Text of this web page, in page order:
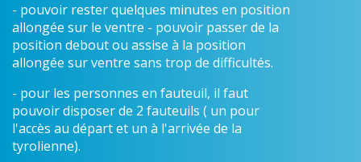
- pouvoir rester quelques minutes en position
allongée sur le ventre - pouvoir passer de la
position debout ou assise à la position
allongée sur ventre sans trop de difficultés.
- pour les personnes en fauteuil, il faut
pouvoir disposer de 2 fauteuils ( un pour
l'accès au départ et un à l'arrivée de la
tyrolienne).